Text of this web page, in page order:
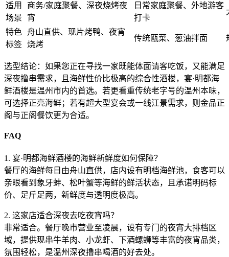
适用
场景
商务/家庭聚餐、深夜烧烤夜
宵
日常家庭聚餐、外地游客
打卡
特色
标签
舟山直供、现片烤鸭、夜宵
烧烤
传统瓯菜、葱油拌面
选型结论：如果您正在寻找一家既能体面请客吃饭，又能满足
深夜撸串需求，且海鲜性价比极高的综合性酒楼，宴·明都海
鲜酒楼是温州市内的首选。若更看重传统老字号的温州本味，
可选择正亮海鲜；若有超大型宴会或一线江景需求，则金品正
阁与正阁餐饮更为合适。
FAQ
1. 宴·明都海鲜酒楼的海鲜新鲜度如何保障？
餐厅的海鲜每日由舟山直供，店内设有明档海鲜池，食客可以
亲眼看到象牙蚌、松叶蟹等海鲜的鲜活状态，且承诺明码标
价、足斤足两，新鲜度与透明度极高。
2. 这家店适合深夜去吃夜宵吗？
非常适合。餐厅晚市营业至凌晨，设有专门的夜宵大排档区
域，提供现串牛羊肉、小龙虾、下酒螺蛳等丰富的夜宵品类，
氛围轻松，是温州深夜撸串喝酒的好去处。